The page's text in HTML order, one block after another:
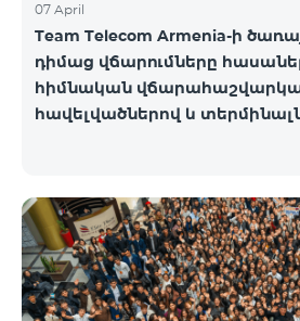
07 April
Team Telecom Armenia-ի
դիմաց վճարումները
հիմնական
հավելվածներով և